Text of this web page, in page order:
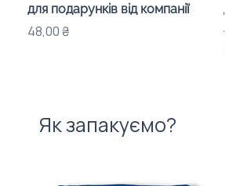
для подарунків від компанії
Ціна
48,00 ₴
для
Ціна
Як запакуємо?